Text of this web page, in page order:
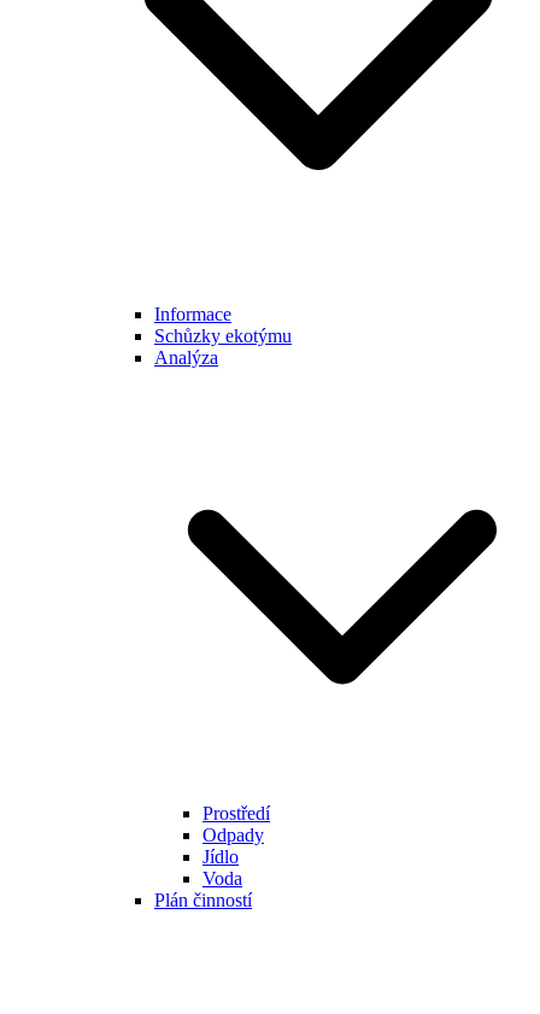
Informace
Schůzky ekotýmu
Analýza
Prostředí
Odpady
Jídlo
Voda
Plán činností